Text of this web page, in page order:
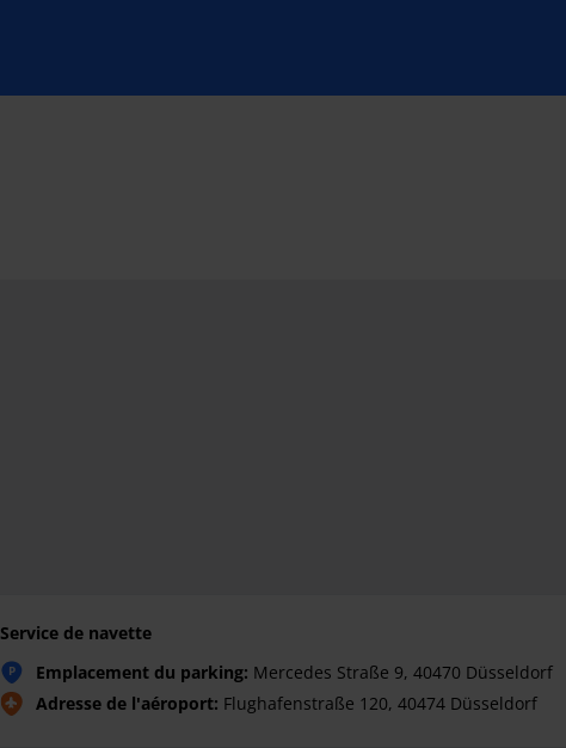
Service de navette
P Emplacement du parking: Mercedes Straße 9, 40470 Düsseldorf
Adresse de l'aéroport: Flughafenstraße 120, 40474 Düsseldorf